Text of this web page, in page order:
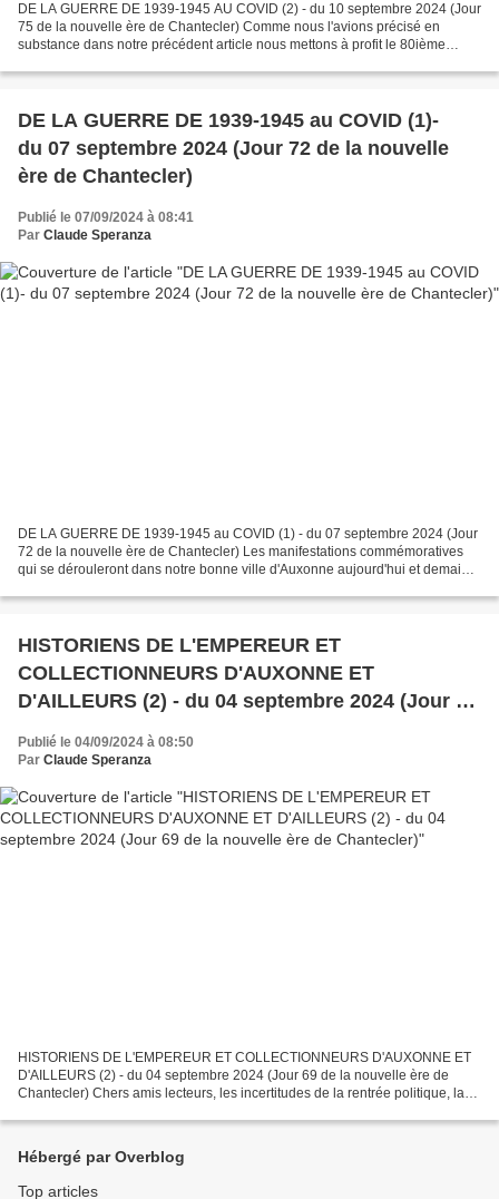
DE LA GUERRE DE 1939-1945 AU COVID (2) - du 10 septembre 2024 (Jour
75 de la nouvelle ère de Chantecler) Comme nous l'avions précisé en
substance dans notre précédent article nous mettons à profit le 80ième
DE LA GUERRE DE 1939-1945 au COVID (1)-
du 07 septembre 2024 (Jour 72 de la nouvelle
ère de Chantecler)
Publié le 07/09/2024 à 08:41
Par Claude Speranza
DE LA GUERRE DE 1939-1945 au COVID (1) - du 07 septembre 2024 (Jour
72 de la nouvelle ère de Chantecler) Les manifestations commémoratives
qui se dérouleront dans notre bonne ville d'Auxonne aujourd'hui et demain
HISTORIENS DE L'EMPEREUR ET
COLLECTIONNEURS D'AUXONNE ET
D'AILLEURS (2) - du 04 septembre 2024 (Jour 69
Publié le 04/09/2024 à 08:50
Par Claude Speranza
HISTORIENS DE L'EMPEREUR ET COLLECTIONNEURS D'AUXONNE ET
D'AILLEURS (2) - du 04 septembre 2024 (Jour 69 de la nouvelle ère de
Chantecler) Chers amis lecteurs, les incertitudes de la rentrée politique, la
Hébergé par Overblog
Top articles